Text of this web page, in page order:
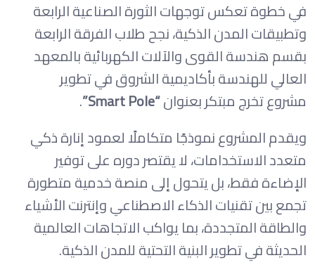
في خطوة تعكس توجهات الثورة الصناعية الرابعة
وتطبيقات المدن الذكية، نجح طلاب الفرقة الرابعة
بقسم هندسة القوى والآلات الكهربائية بالمعهد
العالي للهندسة بأكاديمية الشروق في تطوير
مشروع تخرج مبتكر بعنوان“Smart Pole”
.
ويقدم المشروع نموذجًا متكاملًا لعمود إنارة ذكي
متعدد الاستخدامات، لا يقتصر دوره على توفير
الإضاءة فقط، بل يتحول إلى منصة خدمية متطورة
تجمع بين تقنيات الذكاء الاصطناعي وإنترنت الأشياء
والطاقة المتجددة، بما يواكب الاتجاهات العالمية
الحديثة في تطوير البنية التحتية للمدن الذكية.